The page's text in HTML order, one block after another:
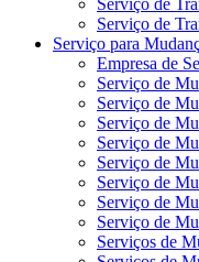
Serviço de
Serviço de
Serviço para
Empresa de
Serviço de
Serviço de
Serviço de
Serviço de
Serviço de
Serviço de
Serviço de
Serviço de
Serviços de